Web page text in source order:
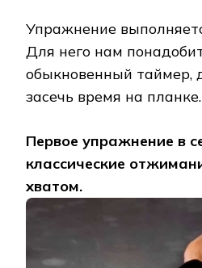
Упражнение
Для него нам
обыкновенный таймер,
засечь время на планке.
Первое упражнение в
классические
хватом.